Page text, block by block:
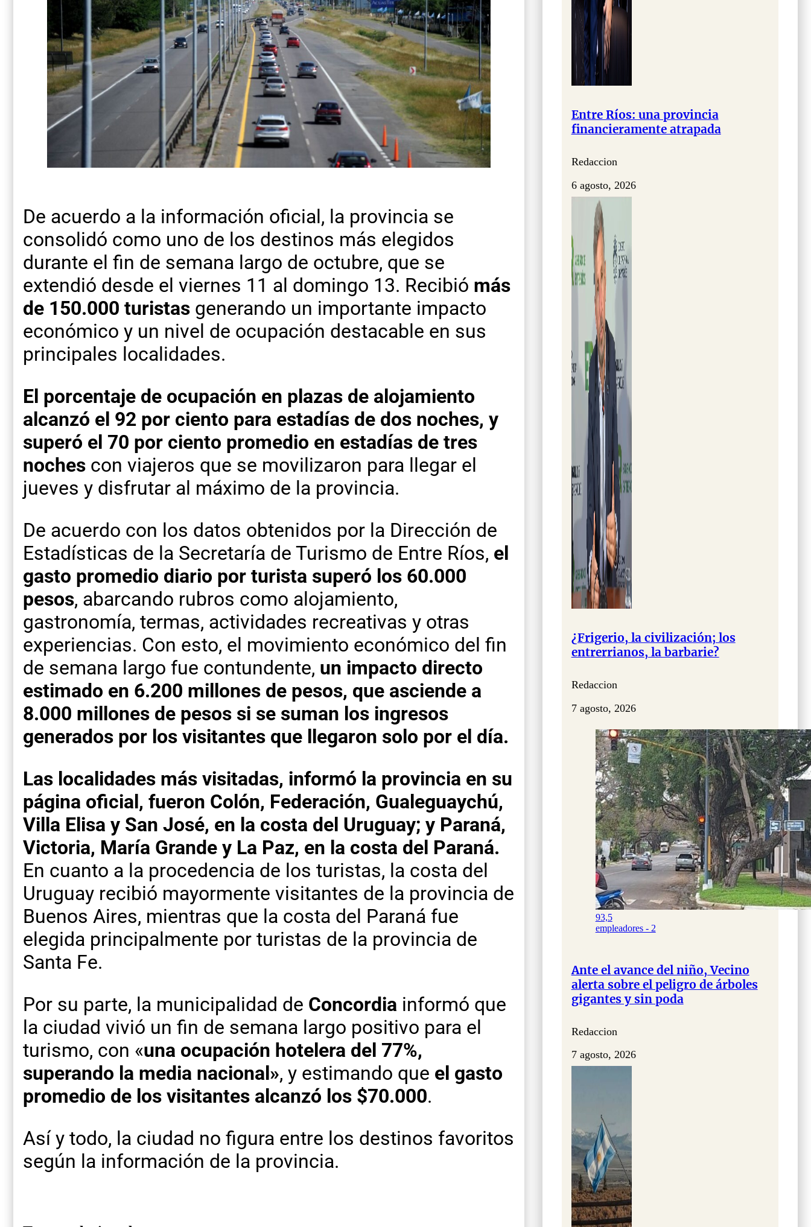
De acuerdo a la información oficial, la provincia se
consolidó como uno de los destinos más elegidos
durante el fin de semana largo de octubre, que se
extendió desde el viernes 11 al domingo 13. Recibió más
de 150.000 turistas generando un importante impacto
económico y un nivel de ocupación destacable en sus
principales localidades.
El porcentaje de ocupación en plazas de alojamiento
alcanzó el 92 por ciento para estadías de dos noches, y
superó el 70 por ciento promedio en estadías de tres
noches con viajeros que se movilizaron para llegar el
jueves y disfrutar al máximo de la provincia.
De acuerdo con los datos obtenidos por la Dirección de
Estadísticas de la Secretaría de Turismo de Entre Ríos, el
gasto promedio diario por turista superó los 60.000
pesos, abarcando rubros como alojamiento,
gastronomía, termas, actividades recreativas y otras
experiencias. Con esto, el movimiento económico del fin
de semana largo fue contundente, un impacto directo
estimado en 6.200 millones de pesos, que asciende a
8.000 millones de pesos si se suman los ingresos
generados por los visitantes que llegaron solo por el día.
Las localidades más visitadas, informó la provincia en su
página oficial, fueron Colón, Federación, Gualeguaychú,
Villa Elisa y San José, en la costa del Uruguay; y Paraná,
Victoria, María Grande y La Paz, en la costa del Paraná.
En cuanto a la procedencia de los turistas, la costa del
Uruguay recibió mayormente visitantes de la provincia de
Buenos Aires, mientras que la costa del Paraná fue
elegida principalmente por turistas de la provincia de
Santa Fe.
Por su parte, la municipalidad de Concordia informó que
la ciudad vivió un fin de semana largo positivo para el
turismo, con «una ocupación hotelera del 77%,
superando la media nacional», y estimando que el gasto
promedio de los visitantes alcanzó los $70.000.
Así y todo, la ciudad no figura entre los destinos favoritos
según la información de la provincia.
Entre Ríos: una provincia
financieramente atrapada
Redaccion
6 agosto, 2026
¿Frigerio, la civilización; los
entrerrianos, la barbarie?
Redaccion
7 agosto, 2026
93,5
empleadores - 2
Ante el avance del niño, Vecino
alerta sobre el peligro de árboles
gigantes y sin poda
Redaccion
7 agosto, 2026